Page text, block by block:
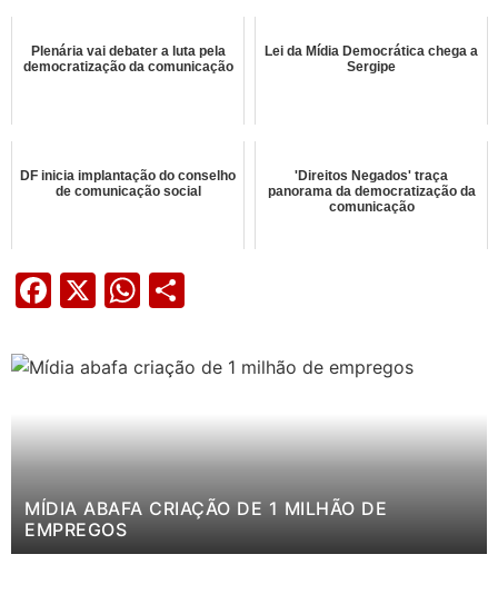
Plenária vai debater a luta pela
democratização da comunicação
Lei da Mídia Democrática chega a
Sergipe
DF inicia implantação do conselho
de comunicação social
'Direitos Negados' traça
panorama da democratização da
comunicação
Facebook
X WhatsApp
MÍDIA ABAFA CRIAÇÃO DE 1 MILHÃO DE
EMPREGOS